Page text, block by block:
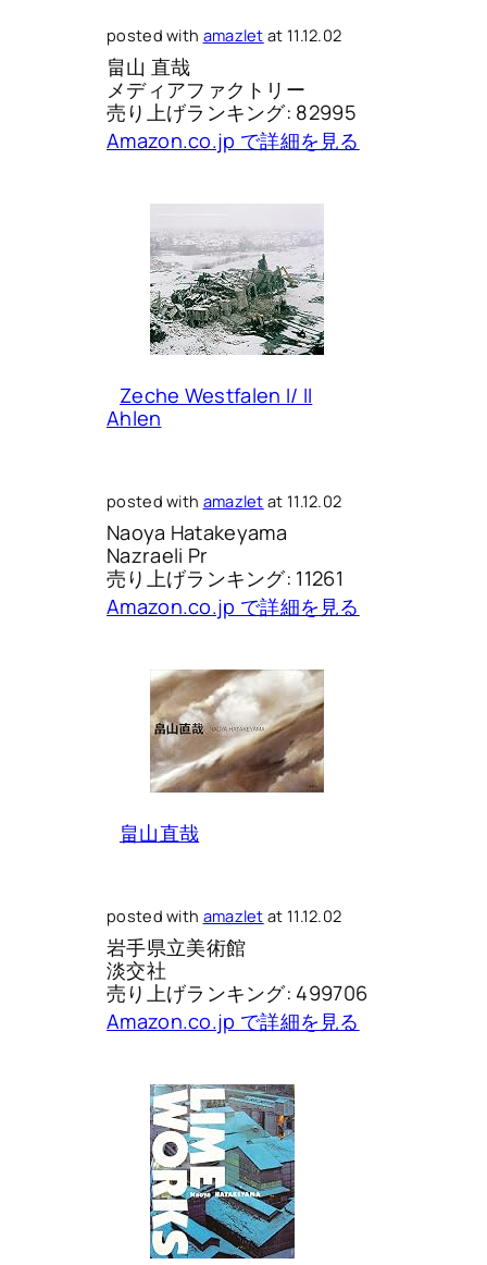
posted with amazlet at 11.12.02
畠山 直哉
メディアファクトリー
売り上げランキング: 82995
Amazon.co.jp で詳細を見る
Zeche Westfalen I/ II
Ahlen
posted with amazlet at 11.12.02
Naoya Hatakeyama
Nazraeli Pr
売り上げランキング: 11261
Amazon.co.jp で詳細を見る
畠山直哉
posted with amazlet at 11.12.02
岩手県立美術館
淡交社
売り上げランキング: 499706
Amazon.co.jp で詳細を見る